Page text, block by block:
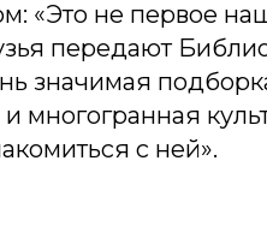
«Это не первое
передают
значимая
многогранная
с ней».